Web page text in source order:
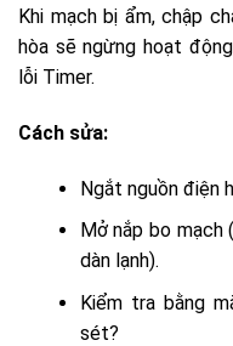
Khi mạch bị ẩm, chập
hòa sẽ ngừng hoạt
lỗi Timer.
Cách sửa:
Ngắt nguồn điện
Mở nắp bo
dàn lạnh).
Kiểm tra bằng
sét?